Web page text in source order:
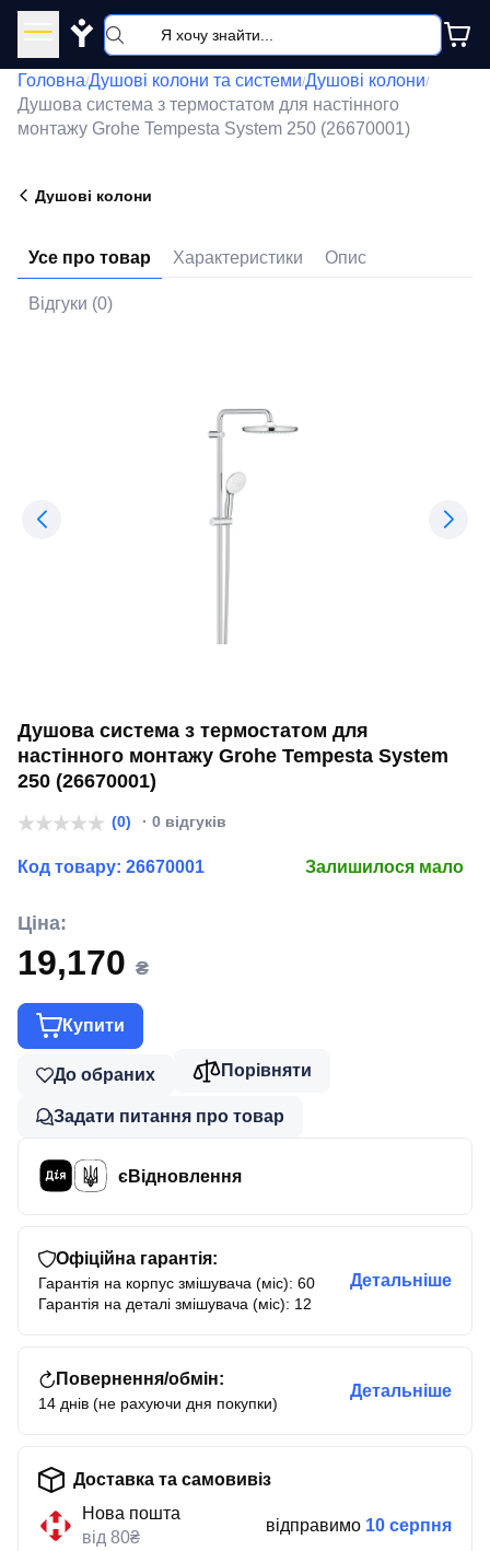
Y
Головна/Душові колони та системи/Душові колони/
Душова система з термостатом для настінного
монтажу Grohe Tempesta System 250 (26670001)
Душові колони
Усе про товар Характеристики Опис
Відгуки (0)
Душова система з термостатом для
настінного монтажу Grohe Tempesta System
250 (26670001)
(0) · 0 відгуків
Код товару: 26670001 Залишилося мало
Ціна:
19,170 ₴
Купити
До обраних Порівняти
Задати питання про товар
єВідновлення
Офіційна гарантія:
Гарантія на корпус змішувача (міс): 60
Гарантія на деталі змішувача (міс): 12
Детальніше
Повернення/обмін:
14 днів (не рахуючи дня покупки)
Детальніше
Доставка та самовивіз
Нова пошта
від 80₴
відправимо 10 серпня